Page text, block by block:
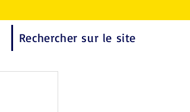
Rechercher sur le site